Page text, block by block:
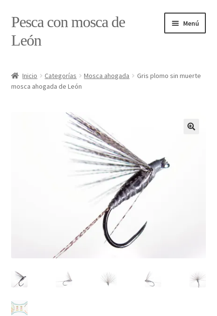
Ir
a
Ir
al
contenido
Pesca con mosca de
León
Menú
#7897 (sin título)
Estado de tramos de pesca
Formulario de contacto
Regístrate al canal de noticias
Inicio Categorías Mosca ahogada
Gris plomo sin muerte
mosca ahogada de León